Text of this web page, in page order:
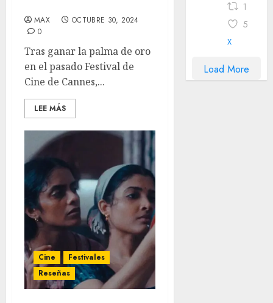
MAX
OCTUBRE 30, 2024
0
Tras ganar la palma de oro
en el pasado Festival de
Cine de Cannes,...
LEE MÁS
Cine
Festivales
Reseñas
1
5
X
Load More